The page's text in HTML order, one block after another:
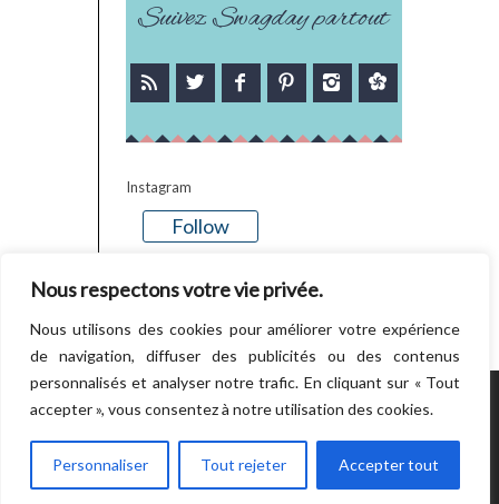
Nous respectons votre vie privée.
Nous utilisons des cookies pour améliorer votre expérience
de navigation, diffuser des publicités ou des contenus
personnalisés et analyser notre trafic. En cliquant sur « Tout
accepter », vous consentez à notre utilisation des cookies.
Personnaliser Tout rejeter Accepter tout
Suivez Swagday partout
Instagram
Follow
POWERED BY WORDPRESS.CREATED BY
THEMESINDEP
RETOUR EN HAUT